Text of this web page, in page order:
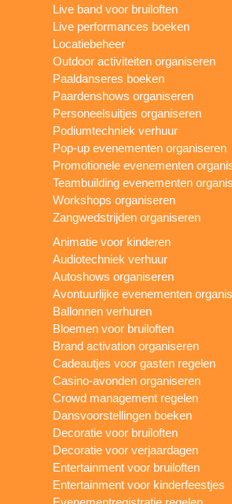
Live band voor bruiloften
Live performances boeken
Locatiebeheer
Outdoor activiteiten organiseren
Paaldanseres boeken
Paardenshows organiseren
Personeelsuitjes organiseren
Podiumtechniek verhuur
Pop-up evenementen organiseren
Promotionele evenementen
Teambuilding evenementen
Workshops organiseren
Zangwedstrijden organiseren
Animatie voor kinderen
Audiotechniek verhuur
Autoshows organiseren
Avontuurlijke evenementen
Ballonnen verhuren
Bloemen voor bruiloften
Brand activation organiseren
Cadeautjes voor gasten regelen
Casino-avonden organiseren
Crowd management regelen
Dansvoorstellingen boeken
Decoratie voor bruiloften
Decoratie voor verjaardagen
Entertainment voor bruiloften
Entertainment voor kinderfeestjes